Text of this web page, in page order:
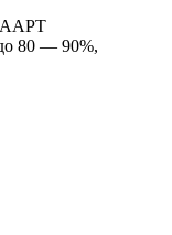
80 — 90%,